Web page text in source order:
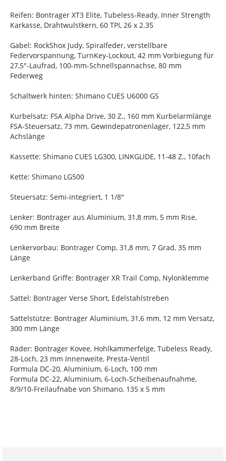
Reifen: Bontrager XT3 Elite, Tubeless-Ready, Inner Strength
Karkasse, Drahtwulstkern, 60 TPI, 26 x 2.35
Gabel: RockShox Judy, Spiralfeder, verstellbare
Federvorspannung, TurnKey-Lockout, 42 mm Vorbiegung für
27,5"-Laufrad, 100-mm-Schnellspannachse, 80 mm
Federweg
Schaltwerk hinten: Shimano CUES U6000 GS
Kurbelsatz: FSA Alpha Drive, 30 Z., 160 mm Kurbelarmlänge
FSA-Steuersatz, 73 mm, Gewindepatronenlager, 122,5 mm
Achslänge
Kassette: Shimano CUES LG300, LINKGLIDE, 11-48 Z., 10fach
Kette: Shimano LG500
Steuersatz: Semi-integriert, 1 1/8"
Lenker: Bontrager aus Aluminium, 31,8 mm, 5 mm Rise,
690 mm Breite
Lenkervorbau: Bontrager Comp, 31,8 mm, 7 Grad, 35 mm
Länge
Lenkerband Griffe: Bontrager XR Trail Comp, Nylonklemme
Sattel: Bontrager Verse Short, Edelstahlstreben
Sattelstütze: Bontrager Aluminium, 31,6 mm, 12 mm Versatz,
300 mm Länge
Räder: Bontrager Kovee, Hohlkammerfelge, Tubeless Ready,
28-Loch, 23 mm Innenweite, Presta-Ventil
Formula DC-20, Aluminium, 6-Loch, 100 mm
Formula DC-22, Aluminium, 6-Loch-Scheibenaufnahme,
8/9/10-Freilaufnabe von Shimano, 135 x 5 mm